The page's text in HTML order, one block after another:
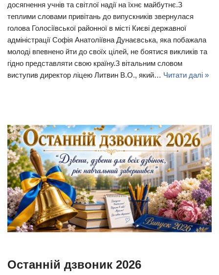
досягнення учнів та світлої надії на їхнє майбутнє.З
теплими словами привітань до випускників звернулася
голова Голосіївської районної в місті Києві державної
адміністрації Софія Анатоліївна Дунаєвська, яка побажала
молоді впевнено йти до своїх цілей, не боятися викликів та
гідно представляти свою країну.З вітальним словом
виступив директор ліцею Литвин В.О., який… Читати далі »
Останній дзвоник 2026